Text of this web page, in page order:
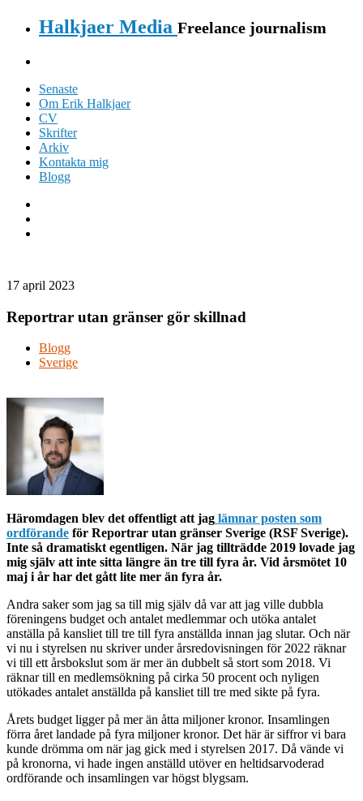
Halkjaer Media Freelance journalism
Senaste
Om Erik Halkjaer
CV
Skrifter
Arkiv
Kontakta mig
Blogg
17 april 2023
Reportrar utan gränser gör skillnad
Blogg
Sverige
Häromdagen blev det offentligt att jag lämnar posten som
ordförande för Reportrar utan gränser Sverige (RSF Sverige).
Inte så dramatiskt egentligen. När jag tillträdde 2019 lovade jag
mig själv att inte sitta längre än tre till fyra år. Vid årsmötet 10
maj i år har det gått lite mer än fyra år.
Andra saker som jag sa till mig själv då var att jag ville dubbla
föreningens budget och antalet medlemmar och utöka antalet
anställa på kansliet till tre till fyra anställda innan jag slutar. Och när
vi nu i styrelsen nu skriver under årsredovisningen för 2022 räknar
vi till ett årsbokslut som är mer än dubbelt så stort som 2018. Vi
räknar till en medlemsökning på cirka 50 procent och nyligen
utökades antalet anställda på kansliet till tre med sikte på fyra.
Årets budget ligger på mer än åtta miljoner kronor. Insamlingen
förra året landade på fyra miljoner kronor. Det här är siffror vi bara
kunde drömma om när jag gick med i styrelsen 2017. Då vände vi
på kronorna, vi hade ingen anställd utöver en heltidsarvoderad
ordförande och insamlingen var högst blygsam.